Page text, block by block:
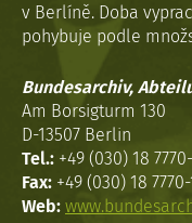
v Berlíně. Doba
pohybuje podle
Bundesarchiv,
Am Borsigturm 130
D-13507 Berlin
Tel.: +49 (030) 18
Fax: +49 (030) 18
Web: